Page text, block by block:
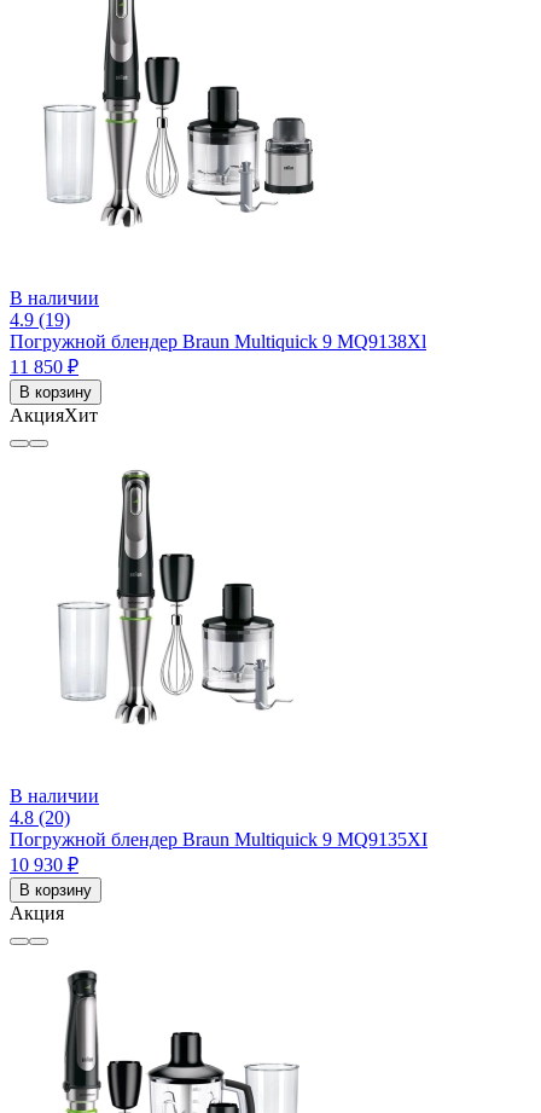
В наличии
4.9 (19)
Погружной блендер Braun Multiquick 9 MQ9138Xl
11 850 ₽
В корзину
АкцияХит
В наличии
4.8 (20)
Погружной блендер Braun Multiquick 9 MQ9135XI
10 930 ₽
В корзину
Акция